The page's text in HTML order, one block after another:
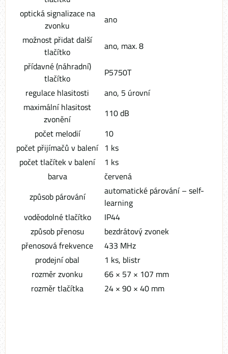
optická signalizace na
zvonku
ano
možnost přidat další
tlačítko
ano, max. 8
přídavné (náhradní)
tlačítko
P5750T
regulace hlasitosti
ano, 5 úrovní
maximální hlasitost
zvonění
110 dB
počet melodií
10
počet přijímačů v balení 1 ks
počet tlačítek v balení
1 ks
barva
červená
způsob párování
automatické párování – self-
learning
voděodolné tlačítko
IP44
způsob přenosu
bezdrátový zvonek
přenosová frekvence
433 MHz
prodejní obal
1 ks, blistr
rozměr zvonku
66 × 57 × 107 mm
rozměr tlačítka
24 × 90 × 40 mm